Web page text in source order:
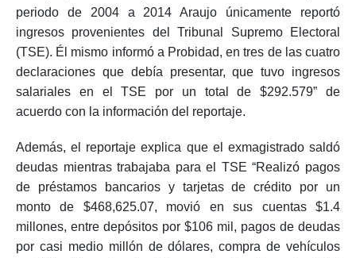
periodo de 2004 a 2014 Araujo únicamente reportó
ingresos provenientes del Tribunal Supremo Electoral
(TSE). Él mismo informó a Probidad, en tres de las cuatro
declaraciones que debía presentar, que tuvo ingresos
salariales en el TSE por un total de $292.579” de
acuerdo con la información del reportaje.
Además, el reportaje explica que el exmagistrado saldó
deudas mientras trabajaba para el TSE “Realizó pagos
de préstamos bancarios y tarjetas de crédito por un
monto de $468,625.07, movió en sus cuentas $1.4
millones, entre depósitos por $106 mil, pagos de deudas
por casi medio millón de dólares, compra de vehículos